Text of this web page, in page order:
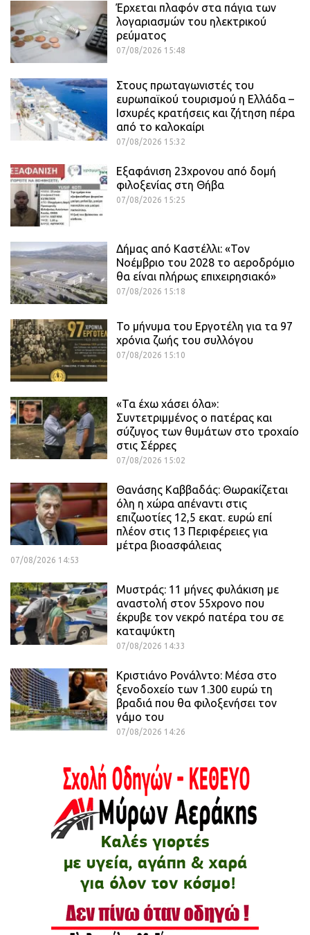
Έρχεται πλαφόν στα πάγια των
λογαριασμών του ηλεκτρικού
ρεύματος
07/08/2026 15:48
Στους πρωταγωνιστές του
ευρωπαϊκού τουρισμού η Ελλάδα –
Ισχυρές κρατήσεις και ζήτηση πέρα
από το καλοκαίρι
07/08/2026 15:32
Εξαφάνιση 23χρονου από δομή
φιλοξενίας στη Θήβα
07/08/2026 15:25
Δήμας από Καστέλλι: «Τον
Νοέμβριο του 2028 το αεροδρόμιο
θα είναι πλήρως επιχειρησιακό»
07/08/2026 15:18
Το μήνυμα του Εργοτέλη για τα 97
χρόνια ζωής του συλλόγου
07/08/2026 15:10
«Τα έχω χάσει όλα»:
Συντετριμμένος ο πατέρας και
σύζυγος των θυμάτων στο τροχαίο
στις Σέρρες
07/08/2026 15:02
Θανάσης Καββαδάς: Θωρακίζεται
όλη η χώρα απέναντι στις
επιζωοτίες 12,5 εκατ. ευρώ επί
πλέον στις 13 Περιφέρειες για
μέτρα βιοασφάλειας
07/08/2026 14:53
Μυστράς: 11 μήνες φυλάκιση με
αναστολή στον 55χρονο που
έκρυβε τον νεκρό πατέρα του σε
καταψύκτη
07/08/2026 14:33
Κριστιάνο Ρονάλντο: Μέσα στο
ξενοδοχείο των 1.300 ευρώ τη
βραδιά που θα φιλοξενήσει τον
γάμο του
07/08/2026 14:26